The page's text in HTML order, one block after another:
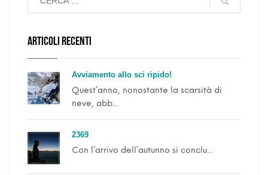
ARTICOLI RECENTI
Avviamento allo sci ripido!
Quest’anno, nonostante la scarsità di
neve, abb...
2369
Con l’arrivo dell’autunno si conclu...